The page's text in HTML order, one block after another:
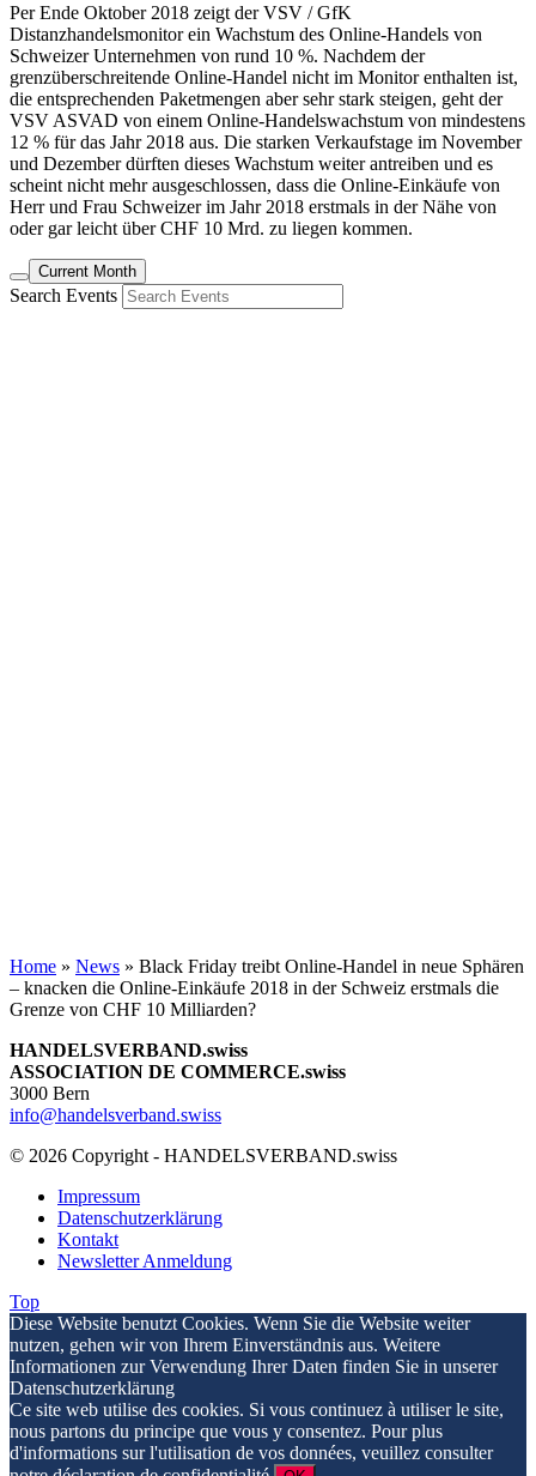
Per Ende Oktober 2018 zeigt der VSV / GfK
Distanzhandelsmonitor ein Wachstum des Online-Handels von
Schweizer Unternehmen von rund 10 %. Nachdem der
grenzüberschreitende Online-Handel nicht im Monitor enthalten ist,
die entsprechenden Paketmengen aber sehr stark steigen, geht der
VSV ASVAD von einem Online-Handelswachstum von mindestens
12 % für das Jahr 2018 aus. Die starken Verkaufstage im November
und Dezember dürften dieses Wachstum weiter antreiben und es
scheint nicht mehr ausgeschlossen, dass die Online-Einkäufe von
Herr und Frau Schweizer im Jahr 2018 erstmals in der Nähe von
oder gar leicht über CHF 10 Mrd. zu liegen kommen.
Current Month
Search Events
Home » News » Black Friday treibt Online-Handel in neue Sphären
– knacken die Online-Einkäufe 2018 in der Schweiz erstmals die
Grenze von CHF 10 Milliarden?
HANDELSVERBAND.swiss
ASSOCIATION DE COMMERCE.swiss
3000 Bern
info@handelsverband.swiss
© 2026 Copyright - HANDELSVERBAND.swiss
Impressum
Datenschutzerklärung
Kontakt
Newsletter Anmeldung
Top
Diese Website benutzt Cookies. Wenn Sie die Website weiter
nutzen, gehen wir von Ihrem Einverständnis aus. Weitere
Informationen zur Verwendung Ihrer Daten finden Sie in unserer
Datenschutzerklärung
Ce site web utilise des cookies. Si vous continuez à utiliser le site,
nous partons du principe que vous y consentez. Pour plus
d'informations sur l'utilisation de vos données, veuillez consulter